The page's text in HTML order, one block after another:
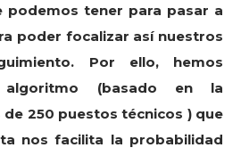
podemos tener para pasar a
poder focalizar así nuestros
Por ello, hemos
algoritmo (basado en la
250 puestos técnicos ) que
nos facilita la probabilidad